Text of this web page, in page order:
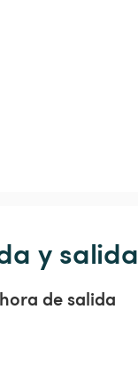
y salida
de salida